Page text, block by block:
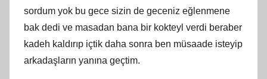
sordum yok bu gece sizin de geceniz eğlenmene
bak dedi ve masadan bana bir kokteyl verdi beraber
kadeh kaldırıp içtik daha sonra ben müsaade isteyip
arkadaşların yanına geçtim.